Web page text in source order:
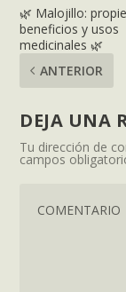
🌿 Malojillo:
beneficios y usos
medicinales 🌿
ANTERIOR
DEJA UNA
Tu dirección de
campos